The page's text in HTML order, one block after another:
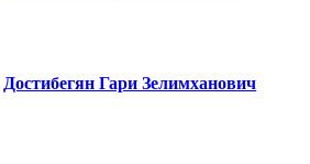
Достибегян Гари Зелимханович